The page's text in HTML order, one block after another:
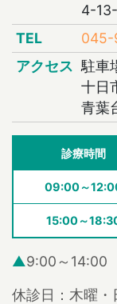
4-
TEL
アクセス 駐車
十日
青葉
診療時間
09:00～
15:00～
▲9:00～14:00
休診日：木曜・